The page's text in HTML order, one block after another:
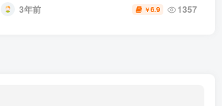
3年前 ￥6.9 1357